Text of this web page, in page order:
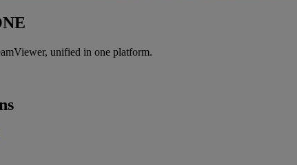
unified in one platform.